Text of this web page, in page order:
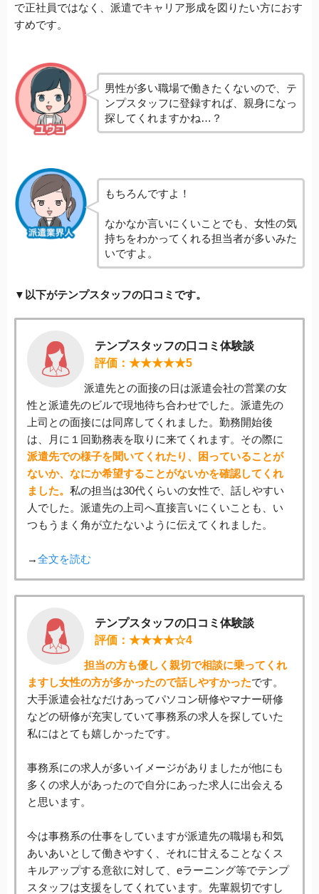
で正社員ではなく、派遣でキャリア形成を図りたい方におす
すめです。
男性が多い職場で働きたくないので、テ
ンプスタッフに登録すれば、親身になっ
探してくれますかね…？
もちろんですよ！
なかなか言いにくいことでも、女性の気
持ちをわかってくれる担当者が多いみた
いですよ。
▼以下がテンプスタッフの口コミです。
テンプスタッフの口コミ体験談
評価：★★★★★5
派遣先との面接の日は派遣会社の営業の女
性と派遣先のビルで現地待ち合わせでした。派遣先の
上司との面接には同席してくれました。勤務開始後
は、月に１回勤務表を取りに来てくれます。その際に
派遣先での様子を聞いてくれたり、困っていることが
ないか、なにか希望することがないかを確認してくれ
ました。 私の担当は30代くらいの女性で、話しやすい
人でした。派遣先の上司へ直接言いにくいことも、い
つもうまく角が立たないように伝えてくれました。
→全文を読む
テンプスタッフの口コミ体験談
評価：★★★★☆4
担当の方も優しく親切で相談に乗ってくれ
ますし女性の方が多かったので話しやすかったです。
大手派遣会社なだけあってパソコン研修やマナー研修
などの研修が充実していて事務系の求人を探していた
私にはとても嬉しかったです。
事務系にの求人が多いイメージがありましたが他にも
多くの求人があったので自分にあった求人に出会える
と思います。
今は事務系の仕事をしていますが派遣先の職場も和気
あいあいとして働きやすく、それに甘えることなくス
キルアップする意欲に対して、eラーニング等でテンプ
スタッフは支援をしてくれています。先輩親切ですし